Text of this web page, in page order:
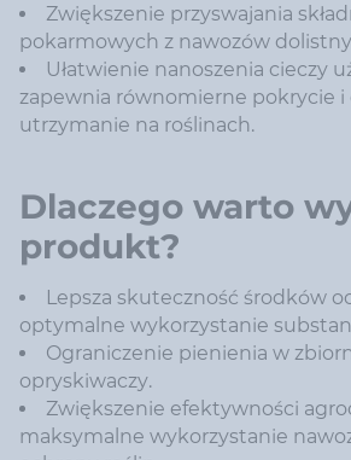
Zwiększenie przyswajania
pokarmowych z nawozów
Ułatwienie nanoszenia cieczy
zapewnia równomierne pokrycie i
utrzymanie na roślinach.
Dlaczego warto
produkt?
Lepsza skuteczność środków
optymalne wykorzystanie
Ograniczenie pienienia w
opryskiwaczy.
Zwiększenie efektywności
maksymalne wykorzystanie